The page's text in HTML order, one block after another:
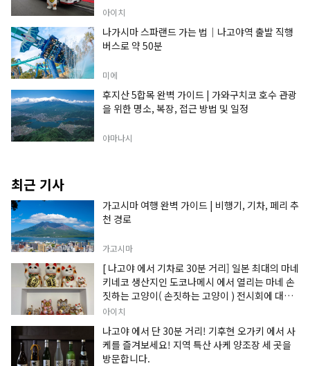
아이치
나가시마 스파랜드 가는 법｜나고야역 출발 직행
버스로 약 50분
미에
후지산 5합목 완벽 가이드 | 가와구치코 호수 관광
을 위한 명소, 복장, 접근 방법 및 일정
야마나시
최근 기사
가고시마 여행 완벽 가이드 | 비행기, 기차, 페리 추
천 경로
가고시마
[ 나고야 에서 기차로 30분 거리] 일본 최대의 마네
키네코 생산지인 도코나메시 에서 열리는 마네 손
짓하는 고양이( 손짓하는 고양이 ) 전시회에 대한
정보입니다.
아이치
나고야 에서 단 30분 거리! 기후현 오가키 에서 사
케를 즐겨보세요! 지역 특산 사케 양조장 세 곳을
방문합니다.